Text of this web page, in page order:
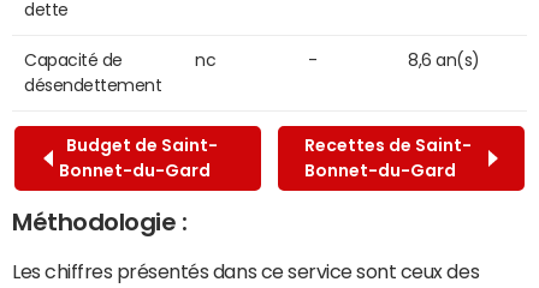
dette
Capacité de
désendettement
nc - 8,6 an(s)
Budget de Saint-
Bonnet-du-Gard
Recettes de Saint-
Bonnet-du-Gard
Méthodologie :
Les chiffres présentés dans ce service sont ceux des